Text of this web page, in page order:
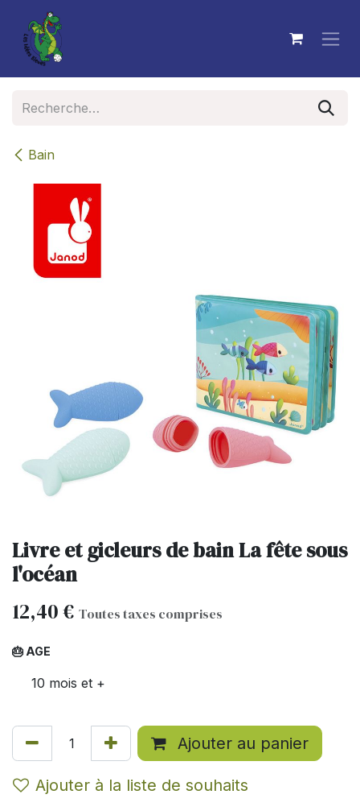
Se rendre au contenu
Bain
Livre et gicleurs de bain La fête sous
l'océan
12,40€ Toutes taxes comprises
🎂 AGE
10 mois et +
Ajouter au panier
Ajouter à la liste de souhaits